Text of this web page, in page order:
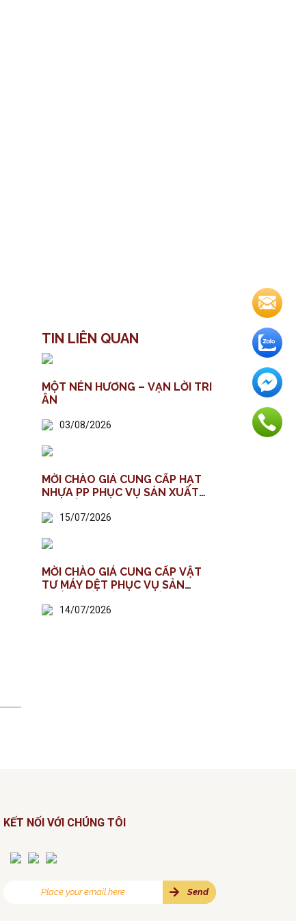
TIN LIÊN QUAN
MỘT NÉN HƯƠNG – VẠN LỜI TRI
ÂN
03/08/2026
MỜI CHÀO GIÁ CUNG CẤP HẠT
NHỰA PP PHỤC VỤ SẢN XUẤT
15/07/2026
MỜI CHÀO GIÁ CUNG CẤP VẬT
TƯ MÁY DỆT PHỤC VỤ SẢN
14/07/2026
KẾT NỐI VỚI CHÚNG TÔI